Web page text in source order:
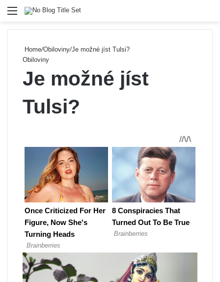
Menu
Home/Obiloviny/Je možné jíst Tulsi?
Obiloviny
Je možné jíst
Tulsi?